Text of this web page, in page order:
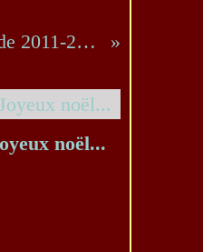
Noël au Puy du Fou (de 2011-2017 - Série 22/40).
noël...